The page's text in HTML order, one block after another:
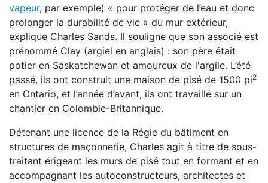
vapeur, par exemple) « pour protéger de l’eau et donc
prolonger la durabilité de vie » du mur extérieur,
explique Charles Sands. Il souligne que son associé est
prénommé Clay (argiel en anglais) : son père était
potier en Saskatchewan et amoureux de l'argile. L’été
passé, ils ont construit une maison de pisé de 1500 pi2
en Ontario, et l’année d’avant, ils ont travaillé sur un
chantier en Colombie-Britannique.
Détenant une licence de la Régie du bâtiment en
structures de maçonnerie, Charles agit à titre de sous-
traitant érigeant les murs de pisé tout en formant et en
accompagnant les autoconstructeurs, architectes et